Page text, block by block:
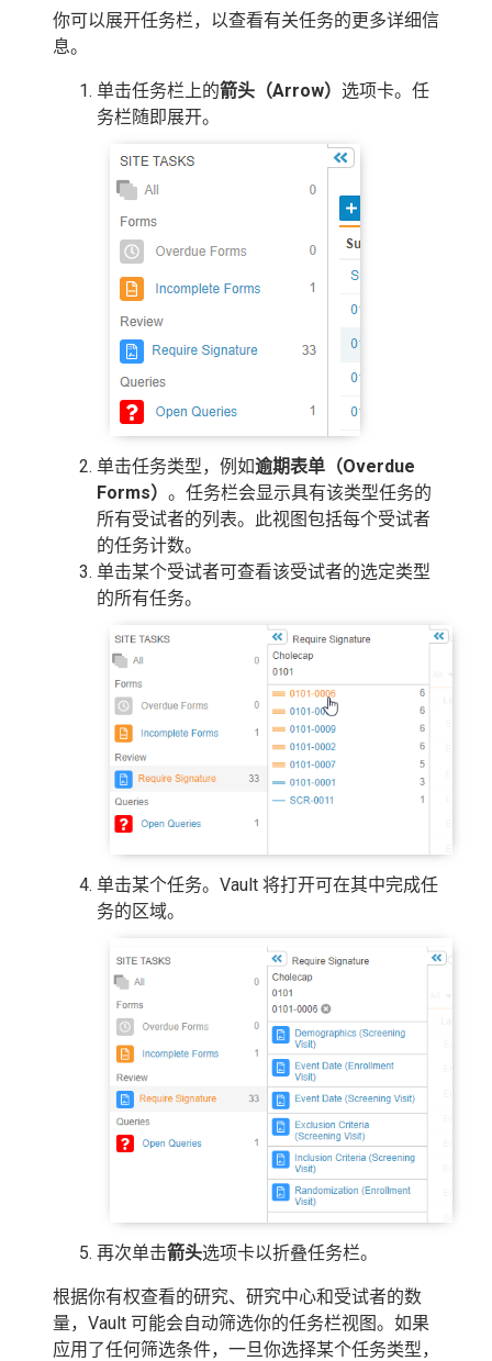
你可以展开任务栏，以查看有关任务的更多详细信
息。
单击任务栏上的箭头（Arrow） 选项卡。任
务栏随即展开。
单击任务类型，例如逾期表单（Overdue
Forms） 。任务栏会显示具有该类型任务的
所有受试者的列表。此视图包括每个受试者
的任务计数。
单击某个受试者可查看该受试者的选定类型
的所有任务。
单击某个任务。Vault 将打开可在其中完成任
务的区域。
再次单击箭头选项卡以折叠任务栏。
根据你有权查看的研究、研究中心和受试者的数
量，Vault 可能会自动筛选你的任务栏视图。如果
应用了任何筛选条件，一旦你选择某个任务类型，